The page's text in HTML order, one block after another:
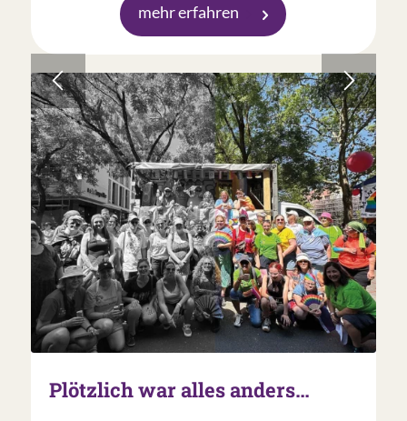
mehr erfahren
Plötzlich war alles anders…